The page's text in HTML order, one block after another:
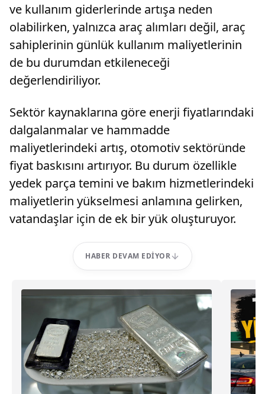
ve kullanım giderlerinde artışa neden
olabilirken, yalnızca araç alımları değil, araç
sahiplerinin günlük kullanım maliyetlerinin
de bu durumdan etkileneceği
değerlendiriliyor.
Sektör kaynaklarına göre enerji fiyatlarındaki
dalgalanmalar ve hammadde
maliyetlerindeki artış, otomotiv sektöründe
fiyat baskısını artırıyor. Bu durum özellikle
yedek parça temini ve bakım hizmetlerindeki
maliyetlerin yükselmesi anlamına gelirken,
vatandaşlar için de ek bir yük oluşturuyor.
HABER DEVAM EDIYOR